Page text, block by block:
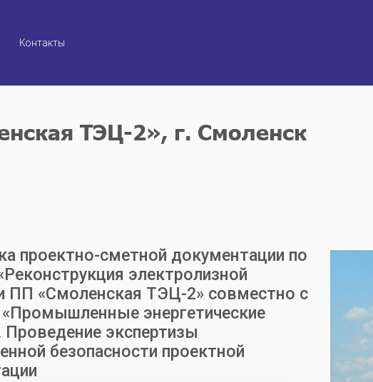
Контакты
ТЭЦ-2», г. Смоленск
проектно-сметной документации по
электролизной
ПП «Смоленская ТЭЦ-2» совместно с
энергетические
экспертизы
безопасности проектной